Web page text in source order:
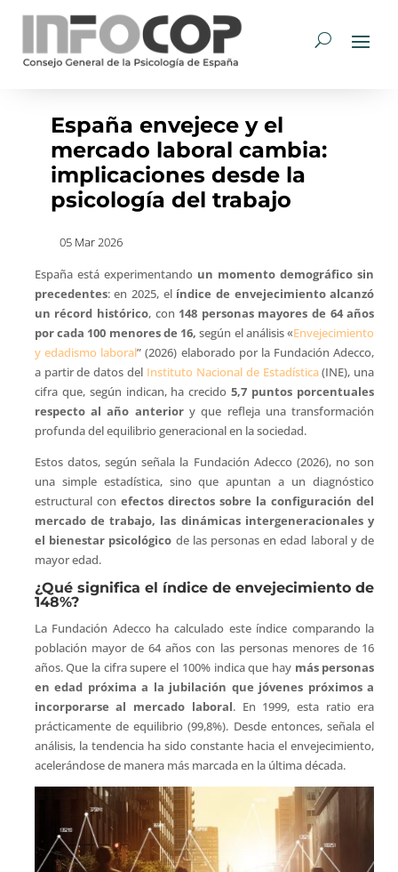
España envejece y el
mercado laboral cambia:
implicaciones desde la
psicología del trabajo
05 Mar 2026
España está experimentando un momento demográfico sin
precedentes: en 2025, el índice de envejecimiento alcanzó
un récord histórico, con 148 personas mayores de 64 años
por cada 100 menores de 16,según el análisis «Envejecimiento
y edadismo laboral” (2026) elaborado por la Fundación Adecco,
a partir de datos del Instituto Nacional de Estadística(INE), una
cifra que, según indican, ha crecido5,7 puntos porcentuales
respecto al año anteriory que refleja una transformación
profunda del equilibrio generacional en la sociedad.
Estos datos, según señala la Fundación Adecco (2026), no son
una simple estadística, sino que apuntan a un diagnóstico
estructural con efectos directos sobre la configuración del
mercado de trabajo, las dinámicas intergeneracionales y
el bienestar psicológico de las personas en edad laboral y de
mayor edad.
¿Qué significa el índice de envejecimiento de
148%?
La Fundación Adecco ha calculado este índice comparando la
población mayor de 64 años con las personas menores de 16
años. Que la cifra supere el 100% indica que hay más personas
en edad próxima a la jubilación que jóvenes próximos a
incorporarse al mercado laboral. En 1999, esta ratio era
prácticamente de equilibrio (99,8%). Desde entonces, señala el
análisis, la tendencia ha sido constante hacia el envejecimiento,
acelerándose de manera más marcada en la última década.